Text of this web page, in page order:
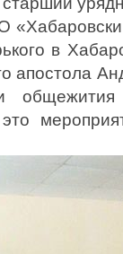
в
апостола
общежития